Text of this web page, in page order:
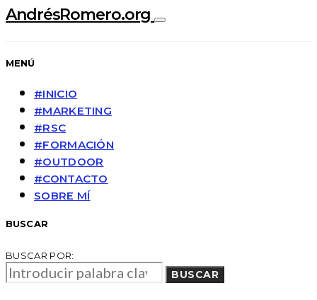
AndrésRomero.org
MENÚ
#INICIO
#MARKETING
#RSC
#FORMACIÓN
#OUTDOOR
#CONTACTO
SOBRE MÍ
BUSCAR
BUSCAR POR:
BUSCAR